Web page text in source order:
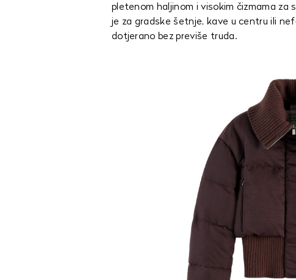
pletenom haljinom i visokim čizmama za
je za gradske šetnje, kave u centru ili
dotjerano bez previše truda.